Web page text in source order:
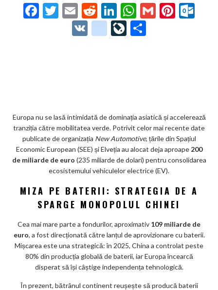
F T
w
itt
E
m
ai
R
e
d
Li
n
ke
W
h
at
G Pi
V
g
o
o
k
m
ar
ks
Li
Europa nu se lasă intimidată de dominația asiatică și accelerează
tranziția către mobilitatea verde. Potrivit celor mai recente date
publicate de organizația New Automotive, țările din Spațiul
Economic European (SEE) și Elveția au alocat deja aproape 200
de miliarde de euro (235 miliarde de dolari) pentru consolidarea
ecosistemului vehiculelor electrice (EV).
MIZA PE BATERII: STRATEGIA DE A
SPARGE MONOPOLUL CHINEI
Cea mai mare parte a fondurilor, aproximativ 109 miliarde de
euro, a fost direcționată către lanțul de aprovizionare cu baterii.
Mișcarea este una strategică: în 2025, China a controlat peste
80% din producția globală de baterii, iar Europa încearcă
disperat să își câștige independența tehnologică.
În prezent, bătrânul continent reușește să producă baterii